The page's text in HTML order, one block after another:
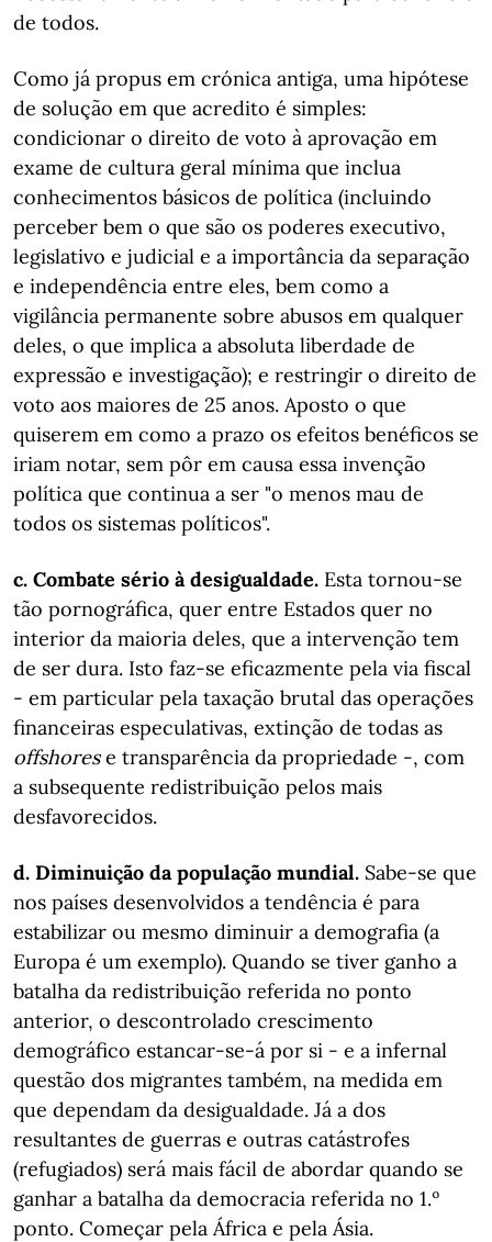
de todos.
Como já propus em crónica antiga, uma hipótese
de solução em que acredito é simples:
condicionar o direito de voto à aprovação em
exame de cultura geral mínima que inclua
conhecimentos básicos de política (incluindo
perceber bem o que são os poderes executivo,
legislativo e judicial e a importância da separação
e independência entre eles, bem como a
vigilância permanente sobre abusos em qualquer
deles, o que implica a absoluta liberdade de
expressão e investigação); e restringir o direito de
voto aos maiores de 25 anos. Aposto o que
quiserem em como a prazo os efeitos benéficos se
iriam notar, sem pôr em causa essa invenção
política que continua a ser "o menos mau de
todos os sistemas políticos".
c. Combate sério à desigualdade. Esta tornou-se
tão pornográfica, quer entre Estados quer no
interior da maioria deles, que a intervenção tem
de ser dura. Isto faz-se eficazmente pela via fiscal
- em particular pela taxação brutal das operações
financeiras especulativas, extinção de todas as
offshorese transparência da propriedade -, com
a subsequente redistribuição pelos mais
desfavorecidos.
d. Diminuição da população mundial. Sabe-se que
nos países desenvolvidos a tendência é para
estabilizar ou mesmo diminuir a demografia (a
Europa é um exemplo). Quando se tiver ganho a
batalha da redistribuição referida no ponto
anterior, o descontrolado crescimento
demográfico estancar-se-á por si - e a infernal
questão dos migrantes também, na medida em
que dependam da desigualdade. Já a dos
resultantes de guerras e outras catástrofes
(refugiados) será mais fácil de abordar quando se
ganhar a batalha da democracia referida no 1.º
ponto. Começar pela África e pela Ásia.